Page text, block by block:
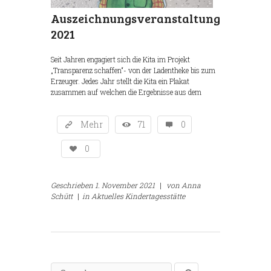
Auszeichnungsveranstaltung
2021
Seit Jahren engagiert sich die Kita im Projekt
„Transparenz schaffen“- von der Ladentheke bis zum
Erzeuger. Jedes Jahr stellt die Kita ein Plakat
zusammen auf welchen die Ergebnisse aus dem
Mehr 71 0
0
Geschrieben 1. November 2021 | von Anna
Schütt | in Aktuelles Kindertagesstätte